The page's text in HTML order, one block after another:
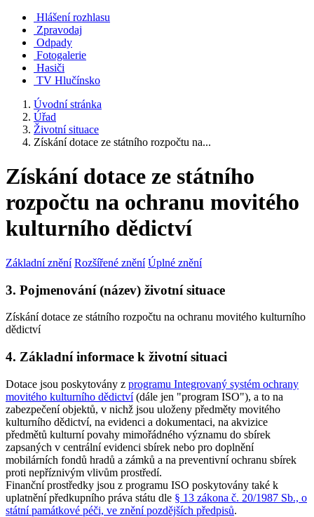
Hlášení rozhlasu
Zpravodaj
Odpady
Fotogalerie
Hasiči
TV Hlučínsko
Úvodní stránka
Úřad
Životní situace
Získání dotace ze státního rozpočtu na...
Získání dotace ze státního
rozpočtu na ochranu movitého
kulturního dědictví
Základní znění Rozšířené znění Úplné znění
3. Pojmenování (název) životní situace
Získání dotace ze státního rozpočtu na ochranu movitého kulturního
dědictví
4. Základní informace k životní situaci
Dotace jsou poskytovány z programu Integrovaný systém ochrany
movitého kulturního dědictví(dále jen "program ISO"), a to na
zabezpečení objektů, v nichž jsou uloženy předměty movitého
kulturního dědictví, na evidenci a dokumentaci, na akvizice
předmětů kulturní povahy mimořádného významu do sbírek
zapsaných v centrální evidenci sbírek nebo pro doplnění
mobilárních fondů hradů a zámků a na preventivní ochranu sbírek
proti nepříznivým vlivům prostředí.
Finanční prostředky jsou z programu ISO poskytovány také k
uplatnění předkupního práva státu dle § 13 zákona č. 20/1987 Sb., o
státní památkové péči, ve znění pozdějších předpisů.